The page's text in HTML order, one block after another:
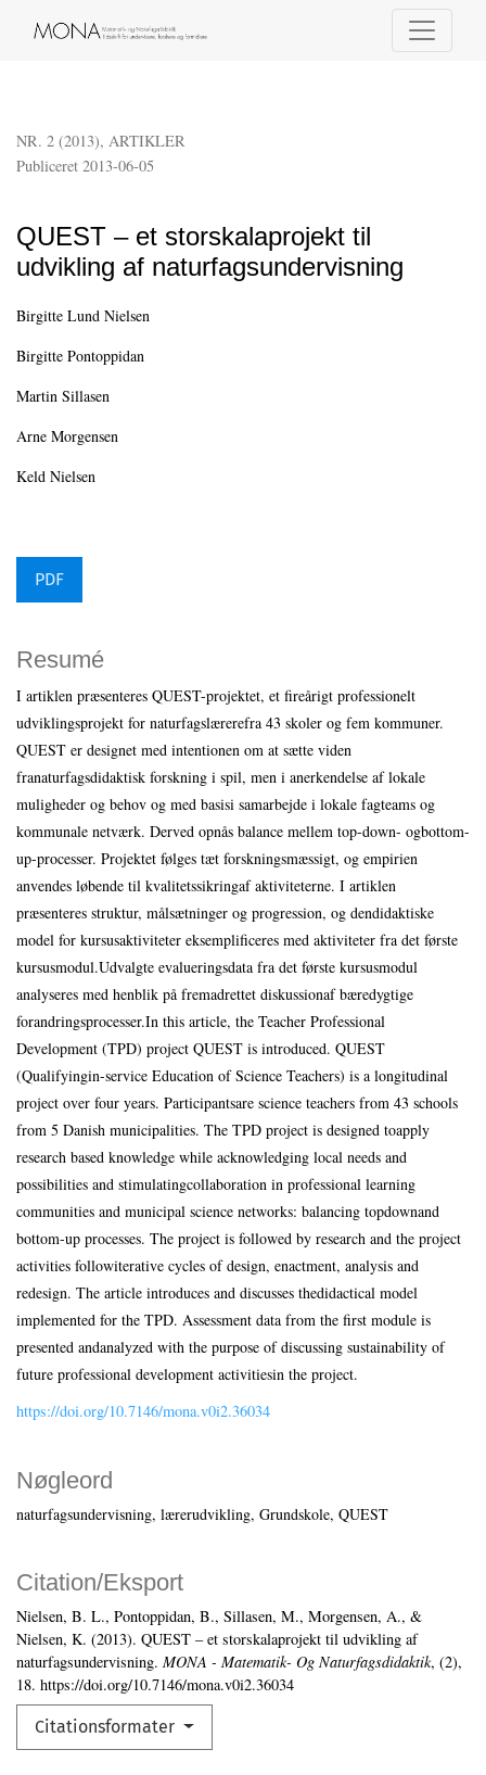
QUEST – et storskalaprojekt til udvikling af naturfagsundervisning
NR. 2 (2013), ARTIKLER
QUEST – et storskalaprojekt til
udvikling af naturfagsundervisning
Publiceret 2013-06-05
Birgitte Lund Nielsen
Birgitte Pontoppidan
Martin Sillasen
Arne Morgensen
Keld Nielsen
PDF
Nøgleord
naturfagsundervisning lærerudvikling Grundskole QUEST
Citation/Eksport
Nielsen, B. L., Pontoppidan, B., Sillasen, M., Morgensen, A., &
Nielsen, K. (2013). QUEST – et storskalaprojekt til udvikling af
naturfagsundervisning. MONA - Matematik- Og Naturfagsdidaktik, (2),
18. https://doi.org/10.7146/mona.v0i2.36034
Citationsformater
Resumé
I artiklen præsenteres QUEST-projektet, et fireårigt professionelt
udviklingsprojekt for naturfagslærerefra 43 skoler og fem kommuner.
QUEST er designet med intentionen om at sætte viden
franaturfagsdidaktisk forskning i spil, men i anerkendelse af lokale
muligheder og behov og med basisi samarbejde i lokale fagteams og
kommunale netværk. Derved opnås balance mellem top-down- ogbottom-
up-processer. Projektet følges tæt forskningsmæssigt, og empirien
anvendes løbende til kvalitetssikringaf aktiviteterne. I artiklen
præsenteres struktur, målsætninger og progression, og dendidaktiske
model for kursusaktiviteter eksemplificeres med aktiviteter fra det første
kursusmodul.Udvalgte evalueringsdata fra det første kursusmodul
analyseres med henblik på fremadrettet diskussionaf bæredygtige
forandringsprocesser.In this article, the Teacher Professional
Development (TPD) project QUEST is introduced. QUEST
(Qualifyingin-service Education of Science Teachers) is a longitudinal
project over four years. Participantsare science teachers from 43 schools
from 5 Danish municipalities. The TPD project is designed toapply
research based knowledge while acknowledging local needs and
possibilities and stimulatingcollaboration in professional learning
communities and municipal science networks: balancing topdownand
bottom-up processes. The project is followed by research and the project
activities followiterative cycles of design, enactment, analysis and
redesign. The article introduces and discusses thedidactical model
implemented for the TPD. Assessment data from the first module is
presented andanalyzed with the purpose of discussing sustainability of
future professional development activitiesin the project.
https://doi.org/10.7146/mona.v0i2.36034